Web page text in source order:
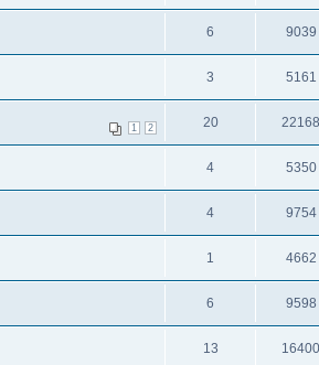
6 9039
3 5161
1 2 20 22168
4 5350
4 9754
1 4662
6 9598
13 16400